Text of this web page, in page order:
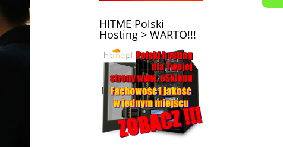
HITME Polski
Hosting > WARTO!!!